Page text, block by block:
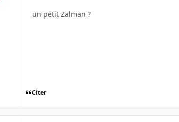
un petit Zalman ?
Citer